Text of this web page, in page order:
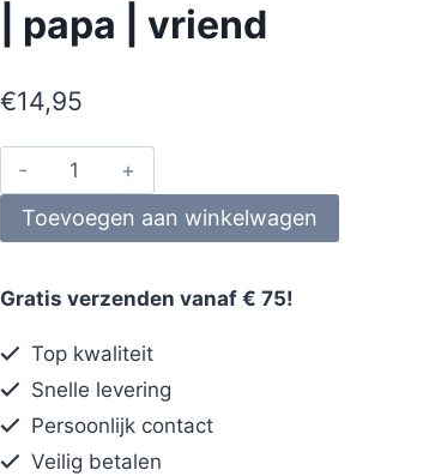
| papa | vriend
€14,95
Toevoegen aan winkelwagen
Gratis verzenden vanaf € 75!
Top kwaliteit
Snelle levering
Persoonlijk contact
Veilig betalen